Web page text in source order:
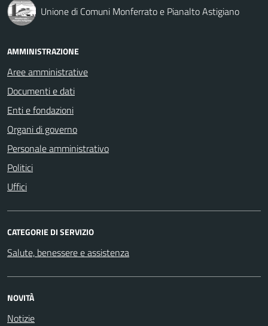
Unione di Comuni Monferrato e Pianalto Astigiano
AMMINISTRAZIONE
Aree amministrative
Documenti e dati
Enti e fondazioni
Organi di governo
Personale amministrativo
Politici
Uffici
CATEGORIE DI SERVIZIO
Salute, benessere e assistenza
NOVITÀ
Notizie